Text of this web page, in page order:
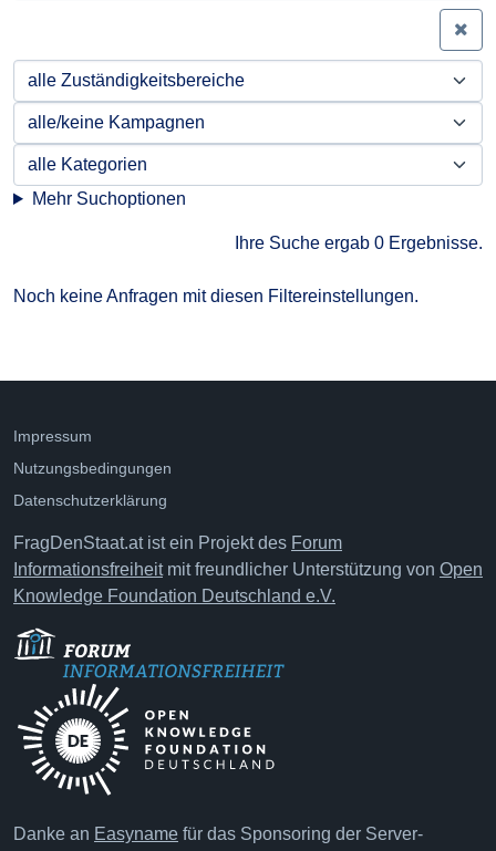
Mehr Suchoptionen
Ihre Suche ergab 0 Ergebnisse.
Noch keine Anfragen mit diesen Filtereinstellungen.
Impressum
Nutzungsbedingungen
Datenschutzerklärung
FragDenStaat.at ist ein Projekt des Forum
Informationsfreiheitmit freundlicher Unterstützung von Open
Knowledge Foundation Deutschland e.V.
Danke an Easyname für das Sponsoring der Server-